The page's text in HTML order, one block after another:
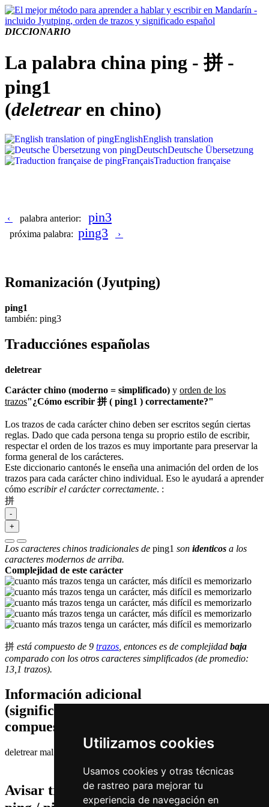
Utilizamos cookies
Usamos cookies y otras técnicas
de rastreo para mejorar tu
experiencia de navegación en
DICCIONARIO
La palabra china ping - 拼 -
ping1
(deletrearen chino)
EnglishEnglish translation
DeutschDeutsche Übersetzung
FrançaisTraduction française
‹ palabra anterior: pin3
próxima palabra: ping3 ›
Romanización (Jyutping)
ping1
también: ping3
Traducciónes españolas
deletrear
Carácter chino (moderno = simplificado) y orden de los
trazos"¿Cómo escribir 拼 ( ping1 ) correctamente?"
Los trazos de cada carácter chino deben ser escritos según ciertas
reglas. Dado que cada persona tenga su proprio estilo de escribir,
respectar el orden de los trazos es muy importante para preservar la
forma general de los carácteres.
Este diccionario cantonés le enseña una animación del orden de los
trazos para cada carácter chino individual. Eso le ayudará a aprender
cómo escribir el carácter correctamente. :
拼
-
+
Los caracteres chinos tradicionales de ping1 son identicos a los
caracteres modernos de arriba.
Complejidad de este carácter
拼 está compuesto de 9 trazos , entonces es de complejidad baja
comparado con los otros caracteres simplificados (de promedio:
13,1 trazos).
Información adicional
(significados de componentes, palabras
compuestas etc.)
deletrear mal | deletrear
Avisar traduccion falsa o faltante de